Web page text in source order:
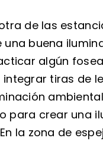
de las
una buena
algún
tiras de
para crear una
la zona de